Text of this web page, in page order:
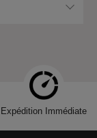
Expédition Immédiate